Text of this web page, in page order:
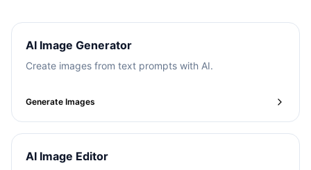
AI Image Generator
Create images from text prompts with AI.
Generate Images
AI Image Editor